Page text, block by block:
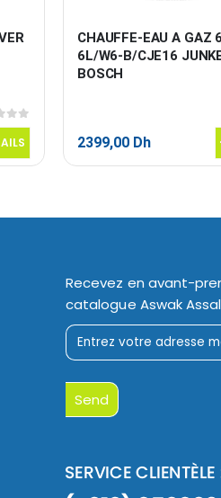
CHAUFFE-EAU A GAZ
6L/W6-B/CJE16
BOSCH
2399,00 Dh
Recevez en avant-
catalogue Aswak